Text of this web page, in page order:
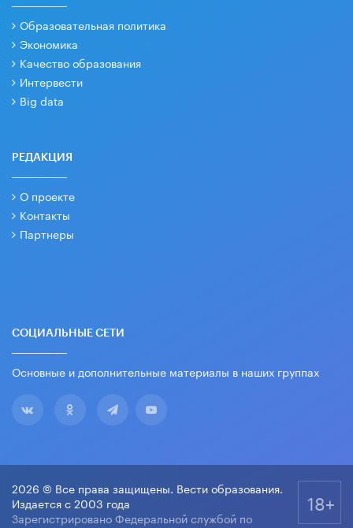
Образовательная политика
Экономика
Качество образования
Интервести
Big data
РЕДАКЦИЯ
О проекте
Контакты
Партнеры
СОЦИАЛЬНЫЕ СЕТИ
Основные и дополнительные материалы в наших группах
2026 © Все права защищены. Вести образования.
Издается с 2003 года
Зарегистрировано Федеральной службой по
18+